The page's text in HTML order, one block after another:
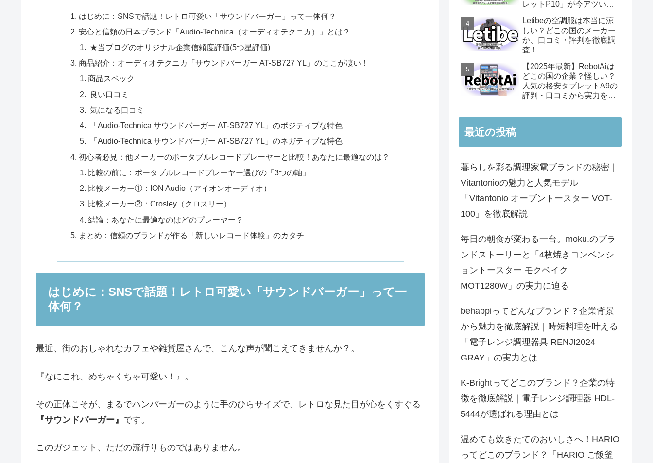
はじめに：SNSで話題！レトロ可愛い「サウンドバーガー」って一体何？
安心と信頼の日本ブランド「Audio-Technica（オーディオテクニカ）」とは？
★当ブログのオリジナル企業信頼度評価(5つ星評価)
商品紹介：オーディオテクニカ「サウンドバーガー AT-SB727 YL」のここが凄い！
商品スペック
良い口コミ
気になる口コミ
「Audio-Technica サウンドバーガー AT-SB727 YL」のポジティブな特色
「Audio-Technica サウンドバーガー AT-SB727 YL」のネガティブな特色
初心者必見：他メーカーのポータブルレコードプレーヤーと比較！あなたに最適なのは？
比較の前に：ポータブルレコードプレーヤー選びの「3つの軸」
比較メーカー①：ION Audio（アイオンオーディオ）
比較メーカー②：Crosley（クロスリー）
結論：あなたに最適なのはどのプレーヤー？
まとめ：信頼のブランドが作る「新しいレコード体験」のカタチ
はじめに：SNSで話題！レトロ可愛い「サウンドバーガー」って一
体何？
最近、街のおしゃれなカフェや雑貨屋さんで、こんな声が聞こえてきませんか？。
『なにこれ、めちゃくちゃ可愛い！』。
その正体こそが、まるでハンバーガーのように手のひらサイズで、レトロな見た目が心をくすぐる
『サウンドバーガー』 です。
このガジェット、ただの流行りものではありません。
レットP10」が今アツい理
Letibeの空調服は本当に涼
しい？どこの国のメーカー
か、口コミ・評判を徹底調
査！
【2025年最新】RebotAiは
どこの国の企業？怪しい？
人気の格安タブレットA9の
評判・口コミから実力を徹
最近の投稿
暮らしを彩る調理家電ブランドの秘密｜
Vitantonioの魅力と人気モデル
「Vitantonio オーブントースター VOT-
100」を徹底解説
毎日の朝食が変わる一台。moku.のブラ
ンドストーリーと「4枚焼きコンベンシ
ョントースター モクベイク
MOT1280W」の実力に迫る
behappiってどんなブランド？企業背景
から魅力を徹底解説｜時短料理を叶える
「電子レンジ調理器具 RENJI2024-
GRAY」の実力とは
K-Brightってどこのブランド？企業の特
徴を徹底解説｜電子レンジ調理器 HDL-
5444が選ばれる理由とは
温めても炊きたてのおいしさへ！HARIO
ってどこのブランド？「HARIO ご飯釜